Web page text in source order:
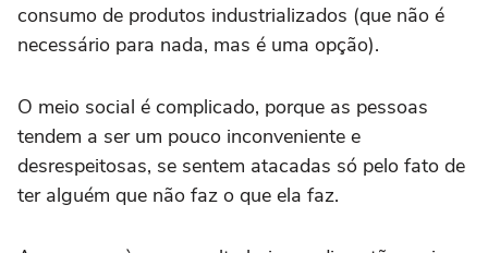
consumo de produtos industrializados (que não é
necessário para nada, mas é uma opção).
O meio social é complicado, porque as pessoas
tendem a ser um pouco inconveniente e
desrespeitosas, se sentem atacadas só pelo fato de
ter alguém que não faz o que ela faz.